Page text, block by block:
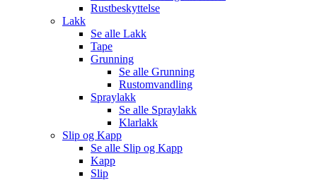
Rustbeskyttelse
Lakk
Se alle Lakk
Tape
Grunning
Se alle Grunning
Rustomvandling
Spraylakk
Se alle Spraylakk
Klarlakk
Slip og Kapp
Se alle Slip og Kapp
Kapp
Slip